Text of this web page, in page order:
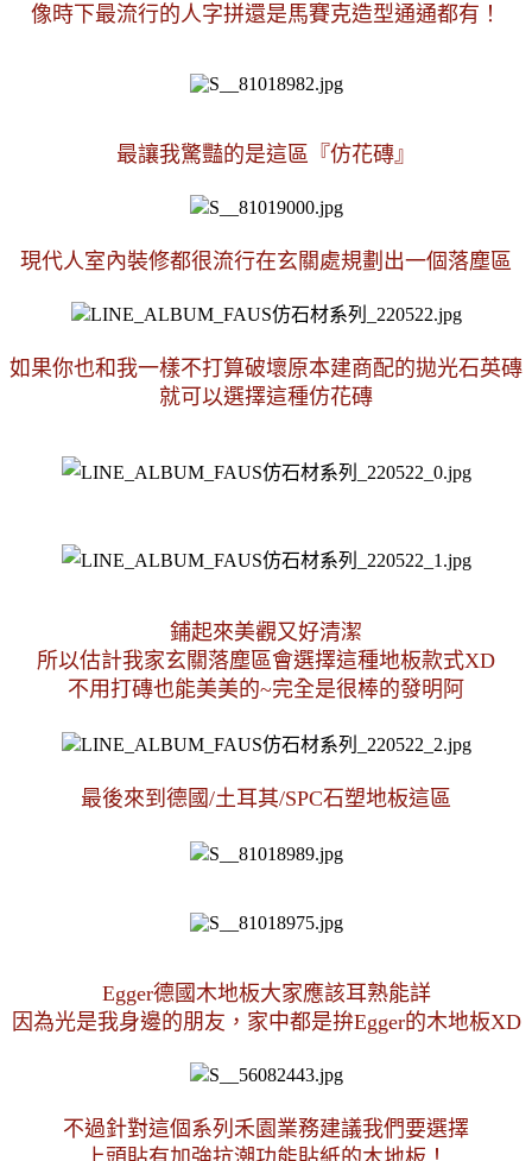
像時下最流行的人字拼還是馬賽克造型通通都有！
最讓我驚豔的是這區 『仿花磚 』
現代人室內裝修都很流行在玄關處規劃出一個落塵區
如果你也和我一樣不打算破壞原本建商配的拋光石英磚
就可以選擇這種仿花磚
鋪起來美觀又好清潔
所以估計我家玄關落塵區會選擇這種地板款式XD
不用打磚也能美美的~完全是很棒的發明阿
最後來到德國/土耳其/SPC石塑地板這區
Egger德國木地板大家應該耳熟能詳
因為光是我身邊的朋友，家中都是拚Egger的木地板XD
不過針對這個系列禾園業務建議我們要選擇